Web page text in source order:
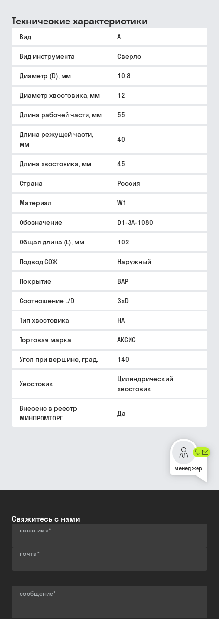
Технические характеристики
Вид A
Вид инструмента Сверло
Диаметр (D), мм 10.8
Диаметр хвостовика, мм 12
Длина рабочей части, мм 55
Длина режущей части,
мм
40
Длина хвостовика, мм 45
Страна Россия
Материал W1
Обозначение D1-3A-1080
Общая длина (L), мм 102
Подвод СОЖ Наружный
Покрытие BAP
Соотношение L/D 3xD
Тип хвостовика HA
Торговая марка АКСИС
Угол при вершине, град. 140
Хвостовик
Цилиндрический
хвостовик
Внесено в реестр
МИНПРОМТОРГ
Да
менеджер
Свяжитесь с нами
ваше имя*
почта*
сообщение*